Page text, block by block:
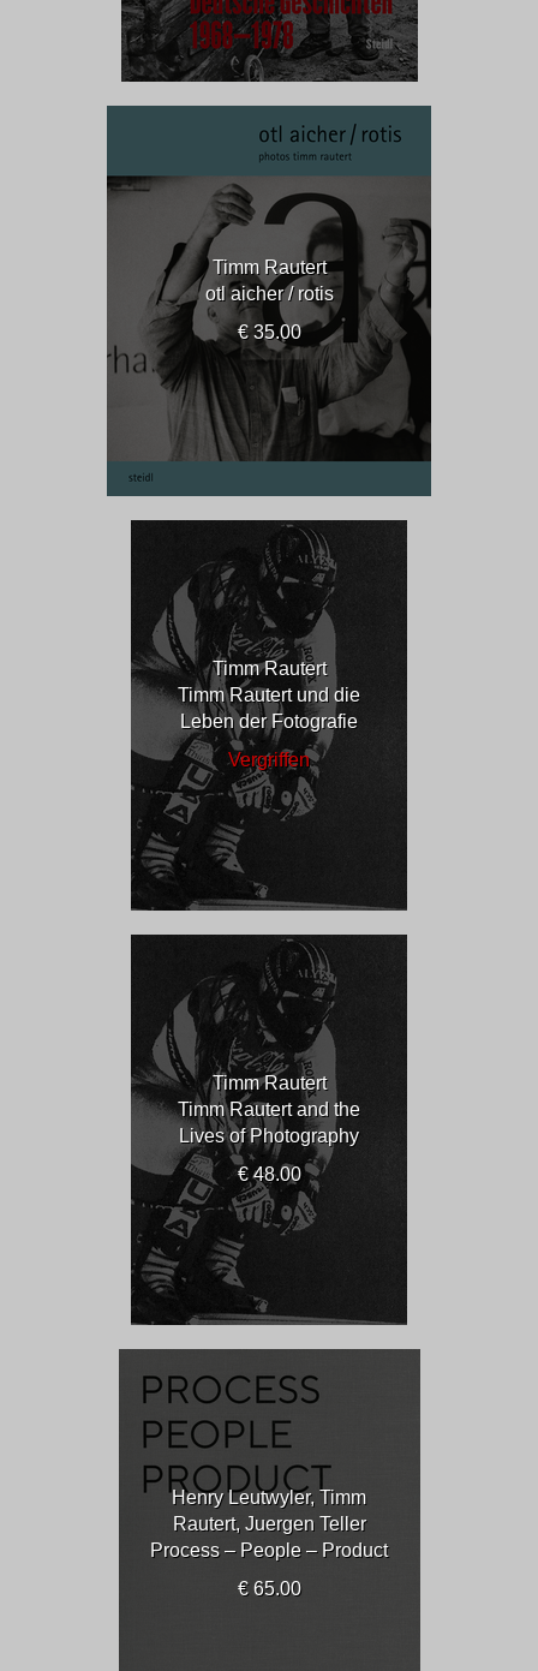
Timm Rautert
otl aicher / rotis
€ 35.00
Timm Rautert
Timm Rautert und die
Leben der Fotografie
Vergriffen
Timm Rautert
Timm Rautert and the
Lives of Photography
€ 48.00
Henry Leutwyler, Timm
Rautert, Juergen Teller
Process – People – Product
€ 65.00